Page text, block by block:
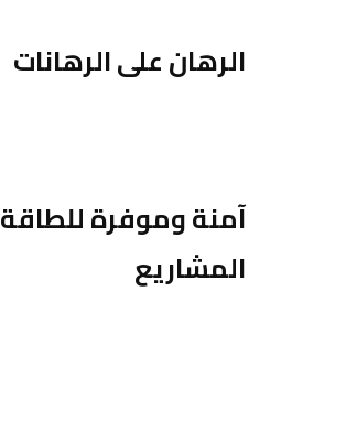
الرهان على الرهانات
آمنة وموفرة للطاقة
المشاريع